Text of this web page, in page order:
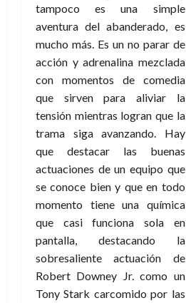
tampoco es una simple
aventura del abanderado, es
mucho más. Es un no parar de
acción y adrenalina mezclada
con momentos de comedia
que sirven para aliviar la
tensión mientras logran que la
trama siga avanzando. Hay
que destacar las buenas
actuaciones de un equipo que
se conoce bien y que en todo
momento tiene una química
que casi funciona sola en
pantalla, destacando la
sobresaliente actuación de
Robert Downey Jr. como un
Tony Stark carcomido por las